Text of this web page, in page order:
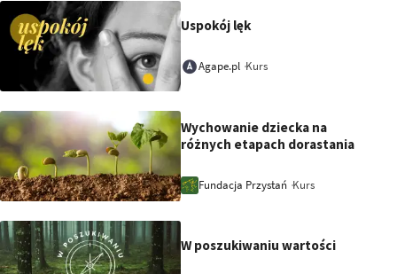
Uspokój lęk
Agape.pl Kurs
Wychowanie dziecka na
różnych etapach dorastania
Fundacja Przystań Kurs
W poszukiwaniu wartości